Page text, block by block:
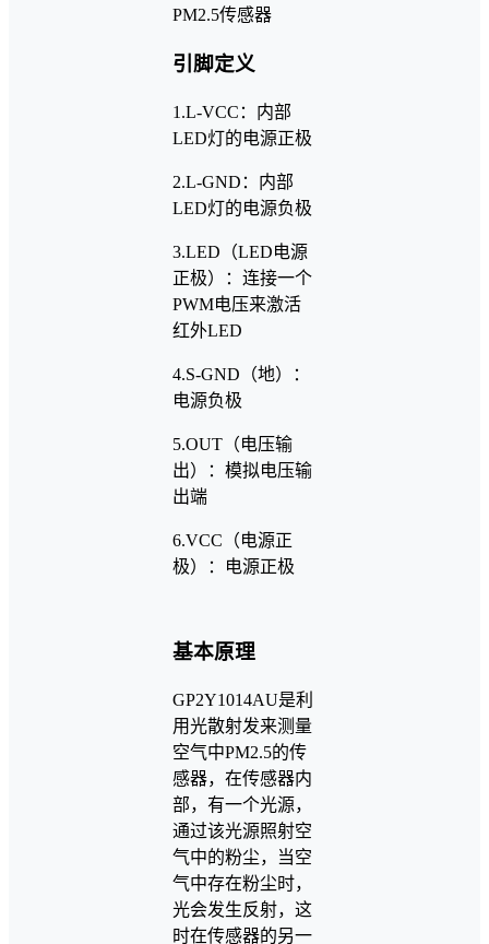
引脚定义
1.L-VCC：内部
LED灯的电源正极
2.L-GND：内部
LED灯的电源负极
3.LED（LED电源
正极）：连接一个
PWM电压来激活
红外LED
4.S-GND（地）：
电源负极
5.OUT（电压输
出）：模拟电压输
出端
6.VCC（电源正
极）：电源正极
基本原理
GP2Y1014AU是利
用光散射发来测量
空气中PM2.5的传
感器，在传感器内
部，有一个光源，
通过该光源照射空
气中的粉尘，当空
气中存在粉尘时，
光会发生反射，这
时在传感器的另一